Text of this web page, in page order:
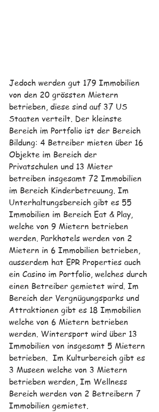
Jedoch werden gut 179 Immobilien
von den 20 grössten Mietern
betrieben, diese sind auf 37 US
Staaten verteilt. Der kleinste
Bereich im Portfolio ist der Bereich
Bildung: 4 Betreiber mieten über 16
Objekte im Bereich der
Privatschulen und 13 Mieter
betreiben insgesamt 72 Immobilien
im Bereich Kinderbetreuung. Im
Unterhaltungsbereich gibt es 55
Immobilien im Bereich Eat & Play,
welche von 9 Mietern betrieben
werden. Parkhotels werden von 2
Mietern in 6 Immobilien betrieben,
ausserdem hat EPR Properties auch
ein Casino im Portfolio, welches durch
einen Betreiber gemietet wird. Im
Bereich der Vergnügungsparks und
Attraktionen gibt es 18 Immobilien
welche von 6 Mietern betrieben
werden. Wintersport wird über 13
Immobilien von insgesamt 5 Mietern
betrieben. Im Kulturbereich gibt es
3 Museen welche von 3 Mietern
betrieben werden, Im Wellness
Bereich werden von 2 Betreibern 7
Immobilien gemietet.